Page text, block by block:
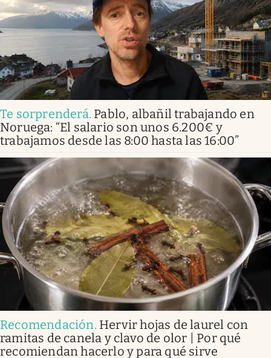
Te sorprenderá. Pablo, albañil trabajando en
Noruega: “El salario son unos 6.200€ y
trabajamos desde las 8:00 hasta las 16:00”
Recomendación. Hervir hojas de laurel con
ramitas de canela y clavo de olor | Por qué
recomiendan hacerlo y para qué sirve